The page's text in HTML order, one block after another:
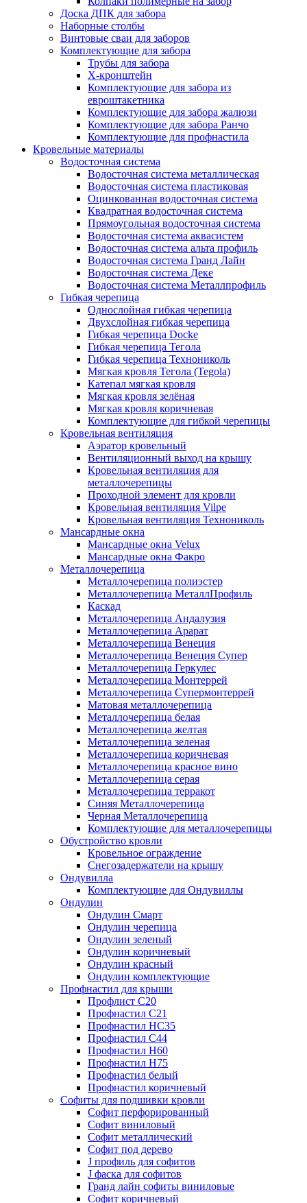
Доска ДПК для забора
Наборные столбы
Винтовые сваи для заборов
Комплектующие для забора
Трубы для забора
Х-кронштейн
Комплектующие для забора из
евроштакетника
Комплектующие для забора жалюзи
Комплектующие для забора Ранчо
Комплектующие для профнастила
Кровельные материалы
Водосточная система
Водосточная система металлическая
Водосточная система пластиковая
Оцинкованная водосточная система
Квадратная водосточная система
Прямоугольная водосточная система
Водосточная система аквасистем
Водосточная система альта профиль
Водосточная система Гранд Лайн
Водосточная система Деке
Водосточная система Металлпрофиль
Гибкая черепица
Однослойная гибкая черепица
Двухслойная гибкая черепица
Гибкая черепица Docke
Гибкая черепица Тегола
Гибкая черепица Технониколь
Мягкая кровля Тегола (Tegola)
Катепал мягкая кровля
Мягкая кровля зелёная
Мягкая кровля коричневая
Комплектующие для гибкой черепицы
Кровельная вентиляция
Аэратор кровельный
Вентиляционный выход на крышу
Кровельная вентиляция для
металлочерепицы
Проходной элемент для кровли
Кровельная вентиляция Vilpe
Кровельная вентиляция Технониколь
Мансардные окна
Мансардные окна Velux
Мансардные окна Факро
Металлочерепица
Металлочерепица полиэстер
Металлочерепица МеталлПрофиль
Каскад
Металлочерепица Андалузия
Металлочерепица Арарат
Металлочерепица Венеция
Металлочерепица Венеция Супер
Металлочерепица Геркулес
Металлочерепица Монтеррей
Металлочерепица Супермонтеррей
Матовая металлочерепица
Металлочерепица белая
Металлочерепица желтая
Металлочерепица зеленая
Металлочерепица коричневая
Металлочерепица красное вино
Металлочерепица серая
Металлочерепица терракот
Синяя Металлочерепица
Черная Металлочерепица
Комплектующие для металлочерепицы
Обустройство кровли
Кровельное ограждение
Снегозадержатели на крышу
Ондувилла
Комплектующие для Ондувиллы
Ондулин
Ондулин Смарт
Ондулин черепица
Ондулин зеленый
Ондулин коричневый
Ондулин красный
Ондулин комплектующие
Профнастил для крыши
Профлист С20
Профнастил С21
Профнастил НС35
Профнастил С44
Профнастил Н60
Профнастил Н75
Профнастил белый
Профнастил коричневый
Софиты для подшивки кровли
Cофит перфорированный
Софит виниловый
Софит металлический
Софит под дерево
J профиль для софитов
J фаска для софитов
Гранд лайн софиты виниловые
Софит коричневый